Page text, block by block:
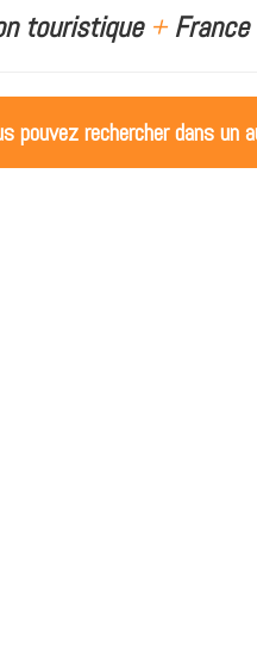
touristique +France
pouvez rechercher dans